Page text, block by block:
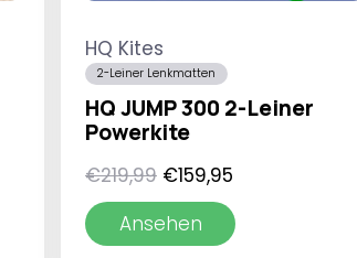
HQ Kites
2-Leiner Lenkmatten
HQ JUMP 300 2-Leiner
Powerkite
€219,99 Ursprünglicher
Preis
war:
€159,95
ist:
Ansehen